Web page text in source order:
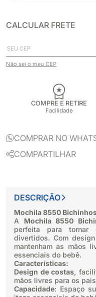
CALCULAR FRETE
Não sei o meu CEP
COMPRE E RETIRE
Facilidade
COMPRAR NO
COMPARTILHAR
DESCRIÇÃO
Mochila 8550
A Mochila 8550
perfeita para
divertidos. Com
mantenham as mãos
essenciais do bebê.
Características:
Design de costas,
mãos livres para os
Capacidade: Espaço